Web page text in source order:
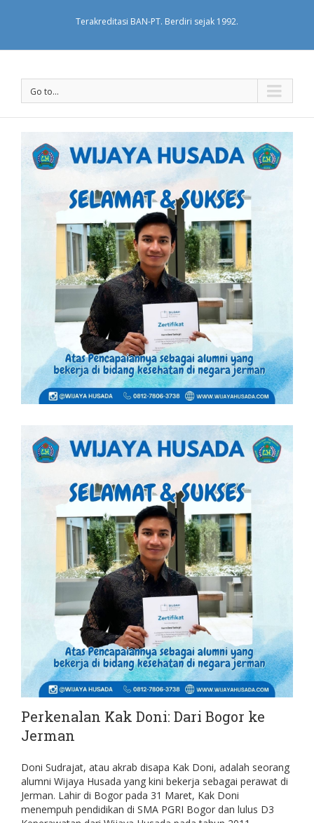
Terakreditasi BAN-PT. Berdiri sejak 1992.
Go to...
Perkenalan Kak Doni: Dari Bogor ke
Jerman
Doni Sudrajat, atau akrab disapa Kak Doni, adalah seorang
alumni Wijaya Husada yang kini bekerja sebagai perawat di
Jerman. Lahir di Bogor pada 31 Maret, Kak Doni
menempuh pendidikan di SMA PGRI Bogor dan lulus D3